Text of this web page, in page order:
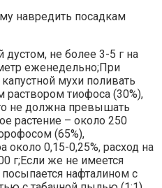
навредить посадкам
не более 3-5 г на
еженедельно;При
мухи поливать
раствором тиофоса (30%),
не должна превышать
растение – около 250
(65%),
около 0,15-0,25%, расход на
г;Если же не имеется
нафталином с